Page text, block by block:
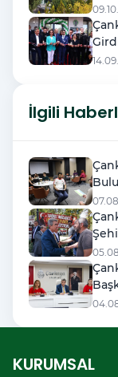
İlgili
KURUMSAL